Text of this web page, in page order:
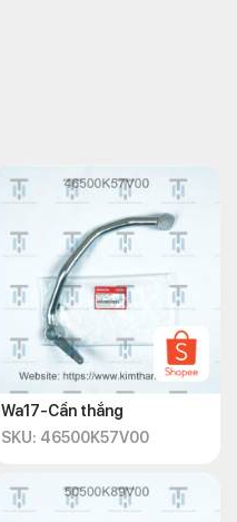
Wa17-Cần thắng
SKU: 46500K57V00